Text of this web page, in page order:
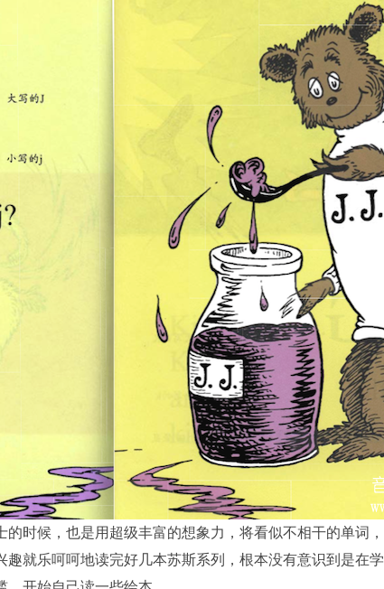
时候，也是用超级丰富的想象力，将看似不相干的单词，
就乐呵呵地读完好几本苏斯系列，根本没有意识到是在学